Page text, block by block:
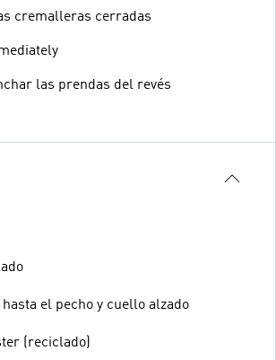
cremalleras cerradas
las prendas del revés
el pecho y cuello alzado
(reciclado)